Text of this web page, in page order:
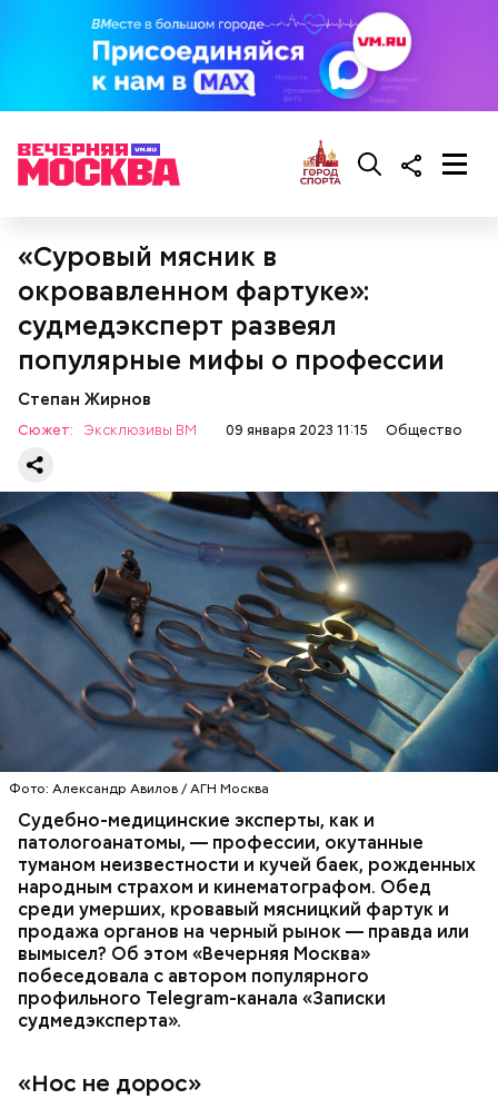
«Суровый мясник в
окровавленном фартуке»:
судмедэксперт развеял
популярные мифы о профессии
Степан Жирнов
Сюжет: Эксклюзивы ВМ 09 января 2023 11:15 Общество
Фото: Александр Авилов / АГН Москва
Судебно-медицинские эксперты, как и
патологоанатомы, — профессии, окутанные
туманом неизвестности и кучей баек, рожденных
народным страхом и кинематографом. Обед
среди умерших, кровавый мясницкий фартук и
продажа органов на черный рынок — правда или
вымысел? Об этом «Вечерняя Москва»
побеседовала с автором популярного
профильного Telegram-канала «Записки
судмедэксперта».
«Нос не дорос»